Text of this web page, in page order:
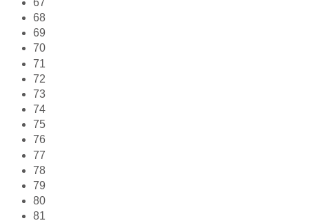
68
69
70
71
72
73
74
75
76
77
78
79
80
81